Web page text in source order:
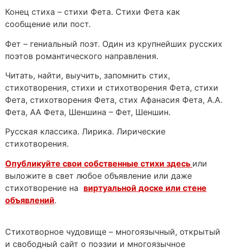
Конец стиха – стихи Фета. Стихи Фета как
сообщение или пост.
Фет – гениальный поэт. Один из крупнейших русских
поэтов романтического направления.
Читать, найти, выучить, запомнить стих,
стихотворения, стихи и стихотворения Фета, стихи
Фета, стихотворения Фета, стих Афанасия Фета, А.А.
Фета, АА Фета, Шеншина – Фет, Шеншин.
Русская классика. Лирика. Лирические
стихотворения.
Опубликуйте свои собственные стихи здесь или
выложите в свет любое объявление или даже
стихотворение на виртуальной доске или стене
объявлений.
Стихотворное чудовище – многоязычный, открытый
и свободный сайт о поэзии и многоязычное